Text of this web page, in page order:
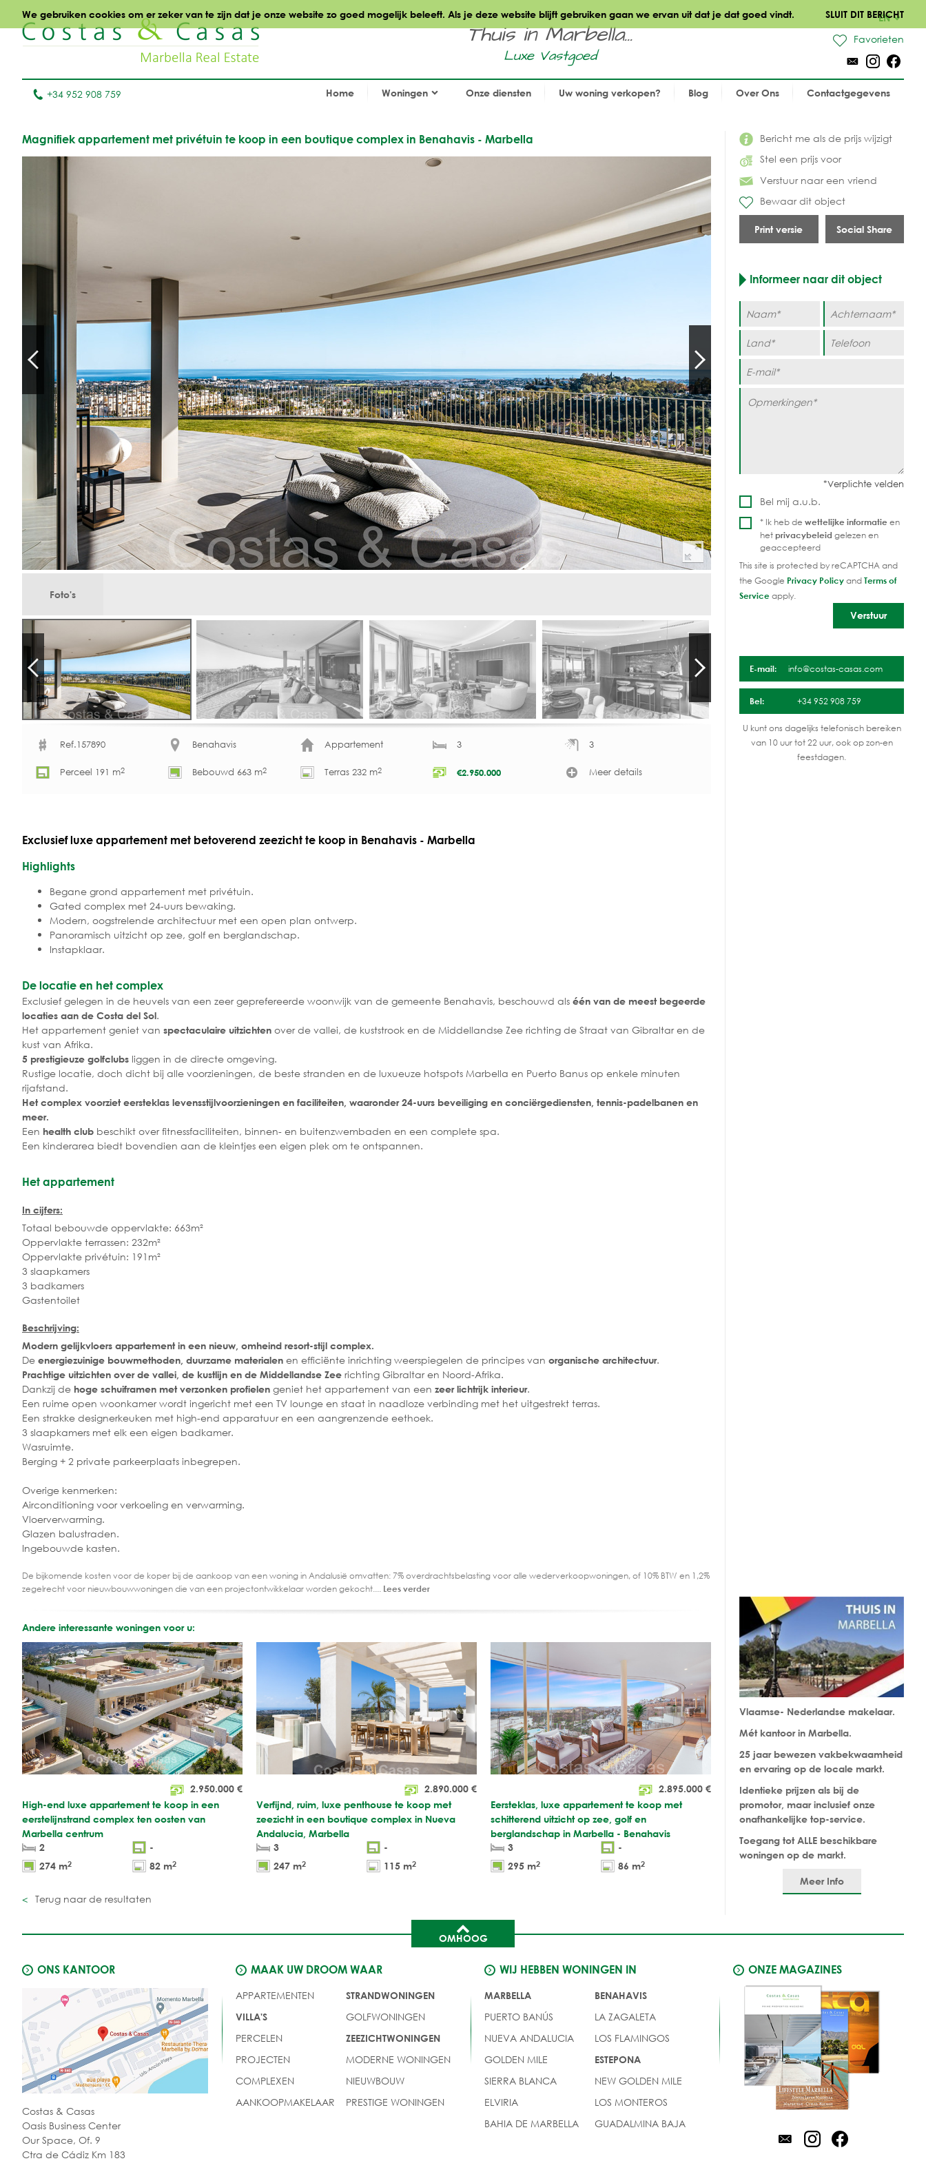
We gebruiken cookies om er zeker van te zijn dat je onze website zo goed mogelijk beleeft. Als je deze website blijft gebruiken gaan we ervan uit dat je dat goed vindt. SLUIT DIT BERICHT
Thuis in Marbella...
Luxe Vastgoed
EN
Favorieten
+34 952 908 759 Home Woningen Onze diensten Uw woning verkopen? Blog Over Ons Contactgegevens
Bericht me als de prijs wijzigt
Stel een prijs voor
Verstuur naar een vriend
Bewaar dit object
Print versie Social Share
Magnifiek appartement met privétuin te koop in een boutique complex in Benahavis - Marbella
Foto's
Ref.157890 Benahavis Appartement 3 3
Perceel 191 m2 Bebouwd 663 m2 Terras 232 m2 €2.950.000 Meer details
Exclusief luxe appartement met betoverend zeezicht te koop in Benahavis - Marbella
Highlights
Begane grond appartement met privétuin.
Gated complex met 24-uurs bewaking.
Modern, oogstrelende architectuur met een open plan ontwerp.
Panoramisch uitzicht op zee, golf en berglandschap.
Instapklaar.
De locatie en het complex
Exclusief gelegen in de heuvels van een zeer geprefereerde woonwijk van de gemeente Benahavis, beschouwd als één van de meest begeerde
locaties aan de Costa del Sol.
Het appartement geniet van spectaculaire uitzichten over de vallei, de kuststrook en de Middellandse Zee richting de Straat van Gibraltar en de
kust van Afrika.
5 prestigieuze golfclubs liggen in de directe omgeving.
Rustige locatie, doch dicht bij alle voorzieningen, de beste stranden en de luxueuze hotspots Marbella en Puerto Banus op enkele minuten
rijafstand.
Het complex voorziet eersteklas levensstijlvoorzieningen en faciliteiten, waaronder 24-uurs beveiliging en conciërgediensten, tennis-padelbanen en
meer.
Een health club beschikt over fitnessfaciliteiten, binnen- en buitenzwembaden en een complete spa.
Een kinderarea biedt bovendien aan de kleintjes een eigen plek om te ontspannen.
Het appartement
In cijfers:
Totaal bebouwde oppervlakte: 663m²
Oppervlakte terrassen: 232m²
Oppervlakte privétuin: 191m²
3 slaapkamers
3 badkamers
Gastentoilet
Beschrijving:
Modern gelijkvloers appartement in een nieuw, omheind resort-stijl complex.
De energiezuinige bouwmethoden, duurzame materialen en efficiënte inrichting weerspiegelen de principes van organische architectuur.
Prachtige uitzichten over de vallei, de kustlijn en de Middellandse Zee richting Gibraltar en Noord-Afrika.
Dankzij de hoge schuiframen met verzonken profielen geniet het appartement van een zeer lichtrijk interieur.
Een ruime open woonkamer wordt ingericht met een TV lounge en staat in naadloze verbinding met het uitgestrekt terras.
Een strakke designerkeuken met high-end apparatuur en een aangrenzende eethoek.
3 slaapkamers met elk een eigen badkamer.
Wasruimte.
Berging + 2 private parkeerplaats inbegrepen.
Overige kenmerken:
Airconditioning voor verkoeling en verwarming.
Vloerverwarming.
Glazen balustraden.
Ingebouwde kasten.
De bijkomende kosten voor de koper bij de aankoop van een woning in Andalusië omvatten: 7% overdrachtsbelasting voor alle wederverkoopwoningen, of 10% BTW en 1,2%
zegelrecht voor nieuwbouwwoningen die van een projectontwikkelaar worden gekocht.... Lees verder
Informeer naar dit object
Bel mij a.u.b.
* Ik heb de wettelijke informatie en
hetprivacybeleid gelezen en
geaccepteerd
This site is protected by reCAPTCHA and
the Google Privacy PolicyandTerms of
Serviceapply.
E-mail: info@costas-casas.com
Bel: +34 952 908 759
U kunt ons dagelijks telefonisch bereiken
van 10 uur tot 22 uur, ook op zon-en
feestdagen.
Vlaamse- Nederlandse makelaar.
Mét kantoor in Marbella.
25 jaar bewezen vakbekwaamheid
en ervaring op de locale markt.
Identieke prijzen als bij de
promotor, maar inclusief onze
onafhankelijke top-service.
Toegang tot ALLE beschikbare
woningen op de markt.
Meer Info
Andere interessante woningen voor u:
2.950.000 €
High-end luxe appartement te koop in een
eerstelijnstrand complex ten oosten van
Marbella centrum
2
-
274 m2 82 m2
2.890.000 €
Verfijnd, ruim, luxe penthouse te koop met
zeezicht in een boutique complex in Nueva
Andalucia, Marbella
3
-
247 m2 115 m2
2.895.000 €
Eersteklas, luxe appartement te koop met
schitterend uitzicht op zee, golf en
berglandschap in Marbella - Benahavis
3
-
295 m2 86 m2
Terug naar de resultaten
OMHOOG
ONS KANTOOR
Costas & Casas
Oasis Business Center
Our Space, Of. 9
Ctra de Cádiz Km 183
MAAK UW DROOM WAAR
APPARTEMENTEN
VILLA'S
PERCELEN
PROJECTEN
COMPLEXEN
AANKOOPMAKELAAR
STRANDWONINGEN
GOLFWONINGEN
ZEEZICHTWONINGEN
MODERNE WONINGEN
NIEUWBOUW
PRESTIGE WONINGEN
WIJ HEBBEN WONINGEN IN
MARBELLA
PUERTO BANÚS
NUEVA ANDALUCIA
GOLDEN MILE
SIERRA BLANCA
ELVIRIA
BAHIA DE MARBELLA
BENAHAVIS
LA ZAGALETA
LOS FLAMINGOS
ESTEPONA
NEW GOLDEN MILE
LOS MONTEROS
GUADALMINA BAJA
ONZE MAGAZINES